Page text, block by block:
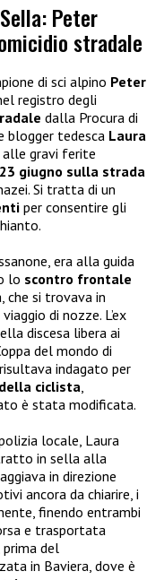
Peter
stradale
di sci alpino Peter
registro degli
dalla Procura di
blogger tedesca Laura
alle gravi ferite
23 giugno sulla strada
Si tratta di un
per consentire gli
era alla guida
lo scontro frontale
che si trovava in
di nozze. L’ex
discesa libera ai
del mondo di
indagato per
ciclista,
è stata modificata.
locale, Laura
in sella alla
in direzione
ancora da chiarire, i
finendo entrambi
e trasportata
del
in Baviera, dove è